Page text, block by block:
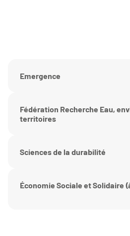
Emergence
Fédération Recherche Eau,
territoires
Sciences de la durabilité
Économie Sociale et Solidaire